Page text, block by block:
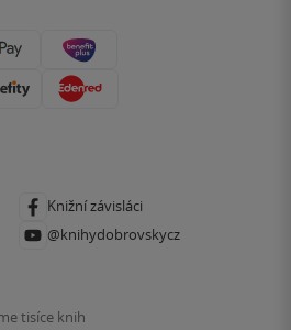
Knižní závisláci
@knihydobrovskycz
tisíce knih